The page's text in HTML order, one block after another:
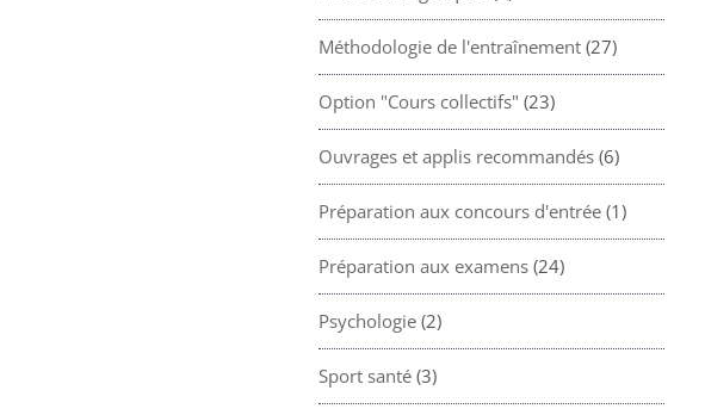
Méthodologie de l'entraînement(27)
Option "Cours collectifs" (23)
Ouvrages et applis recommandés(6)
Préparation aux concours d'entrée(1)
Préparation aux examens(24)
Psychologie(2)
Sport santé(3)